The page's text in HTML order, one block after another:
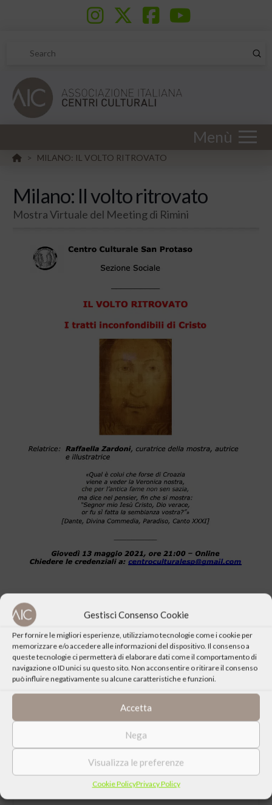
Gestisci Consenso Cookie
Per fornire le migliori esperienze, utilizziamo tecnologie come i cookie per
memorizzare e/o accedere alle informazioni del dispositivo. Il consenso a
queste tecnologie ci permetterà di elaborare dati come il comportamento di
navigazione o ID unici su questo sito. Non acconsentire o ritirare il consenso
può influire negativamente su alcune caratteristiche e funzioni.
Accetta
Nega
Visualizza le preferenze
Cookie PolicyPrivacy Policy
Search
Menù
HOME
> MILANO: IL VOLTO RITROVATO
Milano: Il volto ritrovato
Mostra Virtuale del Meeting di Rimini
CONDIVIDI QUESTO EVENTO